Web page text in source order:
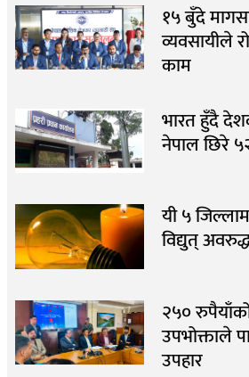
१५ बुँदे
व्यवसायीले
काम
भारत हुँदै
नेपाल छिरे
यी ५
विद्युत्
२५०
उपभोक्ताले
उपहार